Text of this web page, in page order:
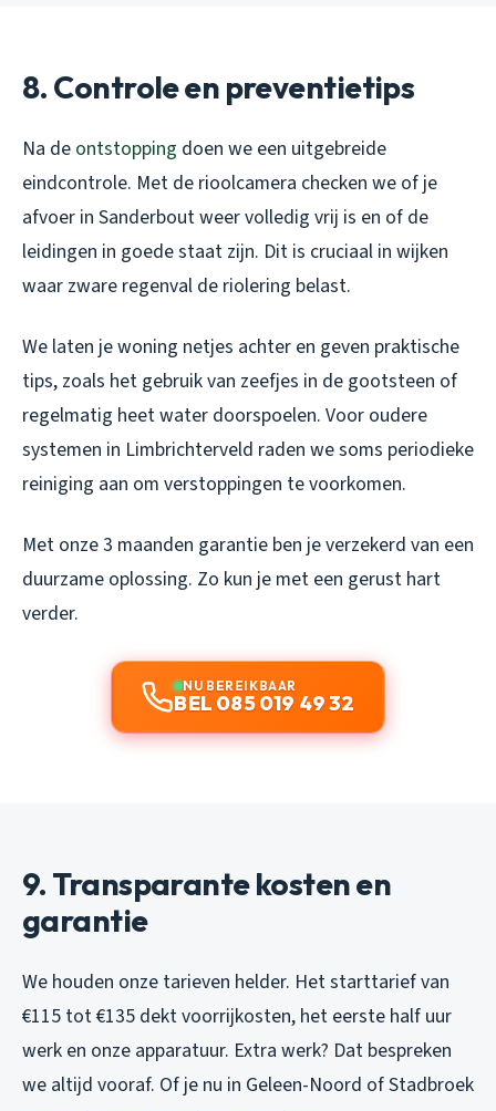
8. Controle en preventietips
Na de ontstopping doen we een uitgebreide
eindcontrole. Met de rioolcamera checken we of je
afvoer in Sanderbout weer volledig vrij is en of de
leidingen in goede staat zijn. Dit is cruciaal in wijken
waar zware regenval de riolering belast.
We laten je woning netjes achter en geven praktische
tips, zoals het gebruik van zeefjes in de gootsteen of
regelmatig heet water doorspoelen. Voor oudere
systemen in Limbrichterveld raden we soms periodieke
reiniging aan om verstoppingen te voorkomen.
Met onze 3 maanden garantie ben je verzekerd van een
duurzame oplossing. Zo kun je met een gerust hart
verder.
NU BEREIKBAAR
BEL 085 019 49 32
9. Transparante kosten en
garantie
We houden onze tarieven helder. Het starttarief van
€115 tot €135 dekt voorrijkosten, het eerste half uur
werk en onze apparatuur. Extra werk? Dat bespreken
we altijd vooraf. Of je nu in Geleen-Noord of Stadbroek